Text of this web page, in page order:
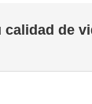
calidad de